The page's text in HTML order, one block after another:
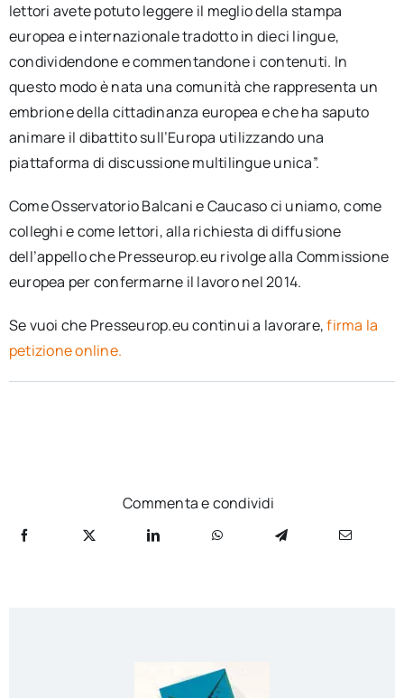
lettori avete potuto leggere il meglio della stampa
europea e internazionale tradotto in dieci lingue,
condividendone e commentandone i contenuti. In
questo modo è nata una comunità che rappresenta un
embrione della cittadinanza europea e che ha saputo
animare il dibattito sull’Europa utilizzando una
piattaforma di discussione multilingue unica”.
Come Osservatorio Balcani e Caucaso ci uniamo, come
colleghi e come lettori, alla richiesta di diffusione
dell’appello che Presseurop.eu rivolge alla Commissione
europea per confermarne il lavoro nel 2014.
Se vuoi che Presseurop.eu continui a lavorare,firma la
petizione online.
Commenta e condividi